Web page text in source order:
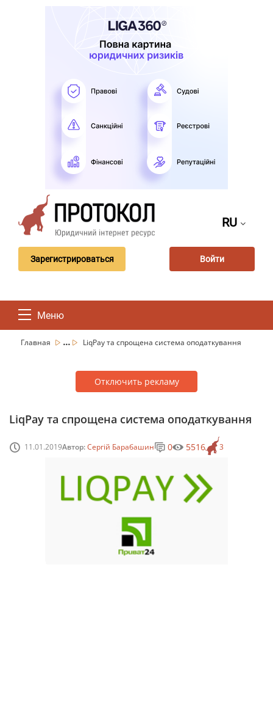
RU
Зарегистрироваться Войти
Меню
Главная ... LiqPay та спрощена система оподаткування
Отключить рекламу
LiqPay та спрощена система оподаткування
11.01.2019Автор:Сергій Барабашин 3
0 5516